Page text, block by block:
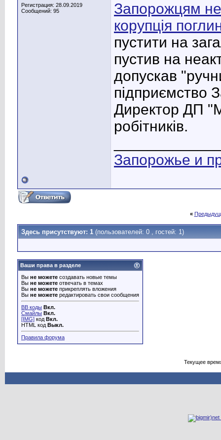
Регистрация: 28.09.2019
Сообщений: 95
Запорожцям
корупція
пустити на
пустив на
допускав
підприємство
Директор ДП
робітників.
Запорожье и
«
Здесь присутствуют: 1 (пользователей: 0 , гостей: 1)
Ваши права в разделе
Вы не можете создавать новые темы
Вы не можете отвечать в темах
Вы не можете прикреплять вложения
Вы не можете редактировать свои сообщения
BB коды Вкл.
Смайлы Вкл.
[IMG] код Вкл.
HTML код Выкл.
Правила форума
Текущее